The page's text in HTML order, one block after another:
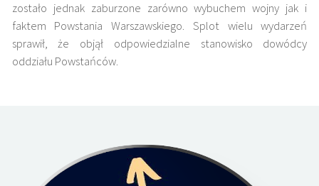
zostało jednak zaburzone zarówno wybuchem wojny jak i
faktem Powstania Warszawskiego. Splot wielu wydarzeń
sprawił, że objął odpowiedzialne stanowisko dowódcy
oddziału Powstańców.